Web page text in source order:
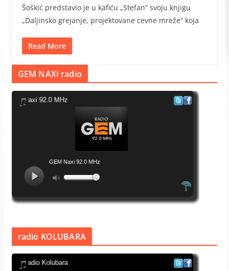
Šoškić predstavio je u kafiću „Stefan“ svoju knjigu
„Daljinsko grejanje, projektovane cevne mreže“ koja
Read More
GEM NAXI radio
radio KOLUBARA